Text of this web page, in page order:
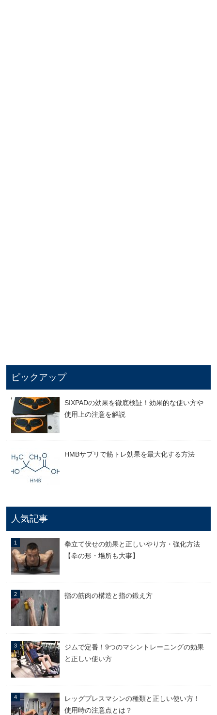
ピックアップ
SIXPADの効果を徹底検証！効果的な使い方や
使用上の注意を解説
HMBサプリで筋トレ効果を最大化する方法
人気記事
拳立て伏せの効果と正しいやり方・強化方法
【拳の形・場所も大事】
指の筋肉の構造と指の鍛え方
ジムで定番！9つのマシントレーニングの効果
と正しい使い方
レッグプレスマシンの種類と正しい使い方！
使用時の注意点とは？